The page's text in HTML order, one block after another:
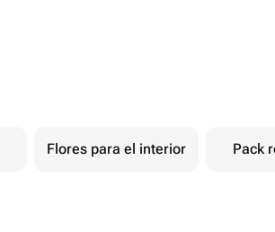
Flores para el interior Pack